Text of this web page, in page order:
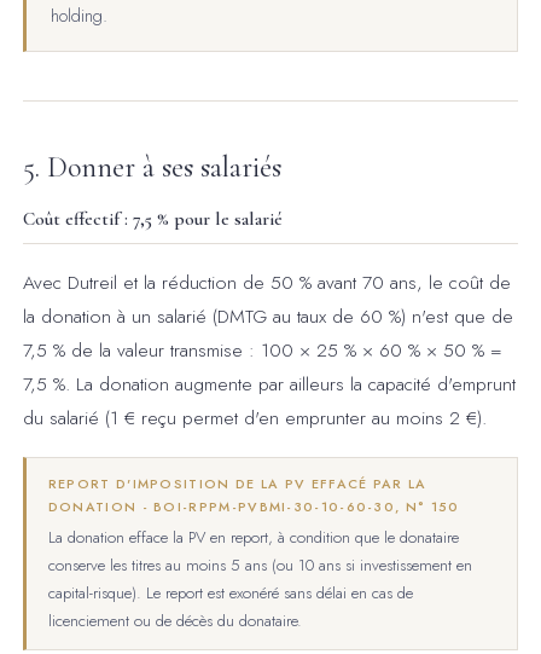
holding.
5. Donner à ses salariés
Coût effectif : 7,5 % pour le salarié
Avec Dutreil et la réduction de 50 % avant 70 ans, le coût de
la donation à un salarié (DMTG au taux de 60 %) n'est que de
7,5 % de la valeur transmise : 100 × 25 % × 60 % × 50 % =
7,5 %. La donation augmente par ailleurs la capacité d'emprunt
du salarié (1 € reçu permet d'en emprunter au moins 2 €).
REPORT D'IMPOSITION DE LA PV EFFACÉ PAR LA
DONATION - BOI-RPPM-PVBMI-30-10-60-30, N° 150
La donation efface la PV en report, à condition que le donataire
conserve les titres au moins 5 ans (ou 10 ans si investissement en
capital-risque). Le report est exonéré sans délai en cas de
licenciement ou de décès du donataire.